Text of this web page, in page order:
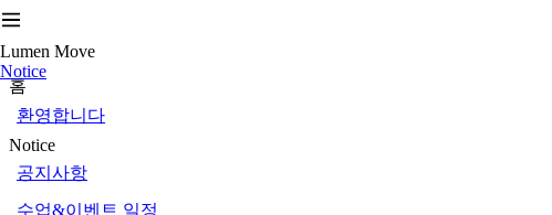
Lumen Move
Notice
홈
환영합니다
Notice
공지사항
수업&이벤트 일정